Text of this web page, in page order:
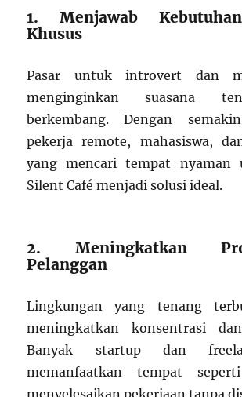
1. Menjawab
Khusus
Pasar untuk introvert dan
menginginkan suasana
berkembang. Dengan
pekerja remote, mahasiswa,
yang mencari tempat nyaman
Silent Café menjadi solusi ideal.
2. Meningkatkan
Pelanggan
Lingkungan yang tenang
meningkatkan konsentrasi
Banyak startup dan
memanfaatkan tempat